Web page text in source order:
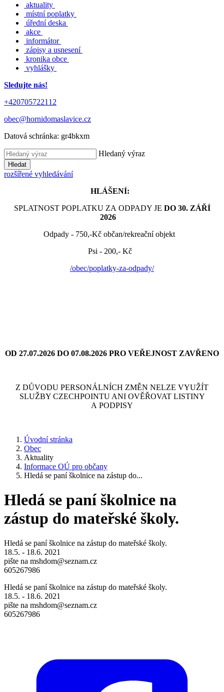
aktuality
místní poplatky
úřední deska
akce
informátor
zápisy a usnesení
kronika obce
vyhlášky
Sledujte nás!
+420705722112
obec@hornidomaslavice.cz
Datová schránka: gr4bkxm
Hledaný výraz
Hledat
rozšířené vyhledávání
HLÁŠENÍ:
SPLATNOST POPLATKU ZA ODPADY JE DO 30. ZÁŘÍ
2026
Odpady - 750,-Kč občan/rekreační objekt
Psi - 200,- Kč
/obec/poplatky-za-odpady/
OD 27.07.2026 DO 07.08.2026 PRO VEŘEJNOST ZAVŘENO
Z DŮVODU PERSONÁLNÍCH ZMĚN NELZE VYUŽÍT
SLUŽBY CZECHPOINTU ANI OVĚŘOVAT LISTINY
A PODPISY
Úvodní stránka
Obec
Aktuality
Informace OÚ pro občany
Hledá se paní školnice na zástup do...
Hledá se paní školnice na
zástup do mateřské školy.
Hledá se paní školnice na zástup do mateřské školy.
18.5. - 18.6. 2021
pište na mshdom@seznam.cz
605267986
Hledá se paní školnice na zástup do mateřské školy.
18.5. - 18.6. 2021
pište na mshdom@seznam.cz
605267986